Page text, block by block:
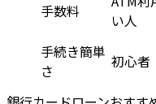
手数料
い人
手続き簡単
さ
初心者